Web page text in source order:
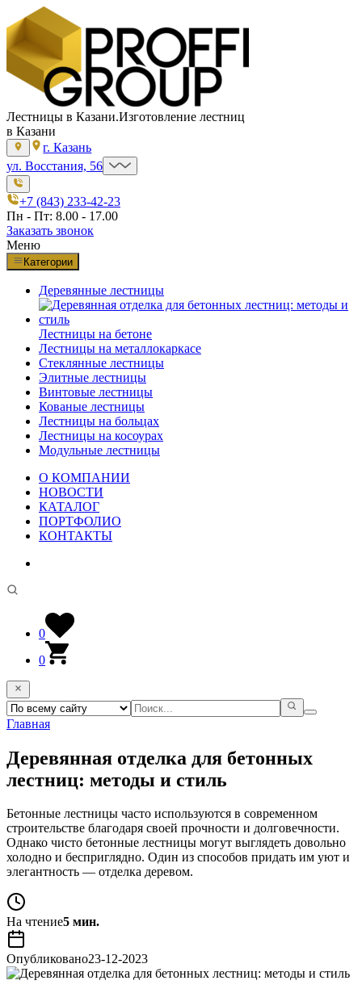
Лестницы в Казани.Изготовление лестниц
в Казани
г. Казань
ул. Восстания, 56
+7 (843) 233-42-23
Пн - Пт: 8.00 - 17.00
Заказать звонок
Меню
Категории
Деревянные лестницы
Лестницы на бетоне
Лестницы на металлокаркасе
Стеклянные лестницы
Элитные лестницы
Винтовые лестницы
Кованые лестницы
Лестницы на больцах
Лестницы на косоурах
Модульные лестницы
О КОМПАНИИ
НОВОСТИ
КАТАЛОГ
ПОРТФОЛИО
КОНТАКТЫ
0
0
Главная
Деревянная отделка для бетонных
лестниц: методы и стиль
Бетонные лестницы часто используются в современном
строительстве благодаря своей прочности и долговечности.
Однако чисто бетонные лестницы могут выглядеть довольно
холодно и бесприглядно. Один из способов придать им уют и
элегантность — отделка деревом.
На чтение5 мин.
Опубликовано23-12-2023